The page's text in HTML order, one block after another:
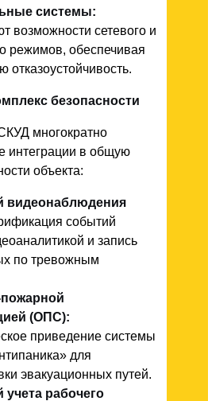
системы:
возможности сетевого и
режимов, обеспечивая
безопасности
многократно
интеграции в общую
объекта:
видеонаблюдения
событий
и запись
по тревожным
(ОПС):
приведение системы
для
эвакуационных путей.
учета рабочего